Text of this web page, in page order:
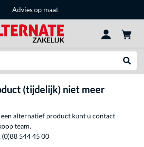
Advies op maat
(tijdelijk) niet meer
alternatief product kunt u contact
team.
(0)88 544 45 00